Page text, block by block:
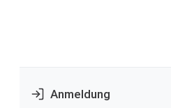
Anmeldung